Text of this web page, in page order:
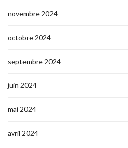
novembre 2024
octobre 2024
septembre 2024
juin 2024
mai 2024
avril 2024